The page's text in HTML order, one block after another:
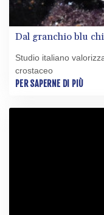
Dal granchio blu
Studio italiano
crostaceo
PER SAPERNE DI PIÙ